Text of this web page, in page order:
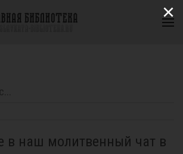
в наш молитвенный чат в
×